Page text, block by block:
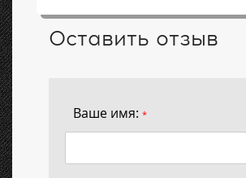
Оставить отзыв
Ваше имя: *